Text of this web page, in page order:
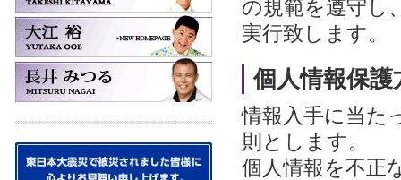
の規範を遵守し
実行致します。
個人情報保護
情報入手に当た
則とします。
個人情報を不正